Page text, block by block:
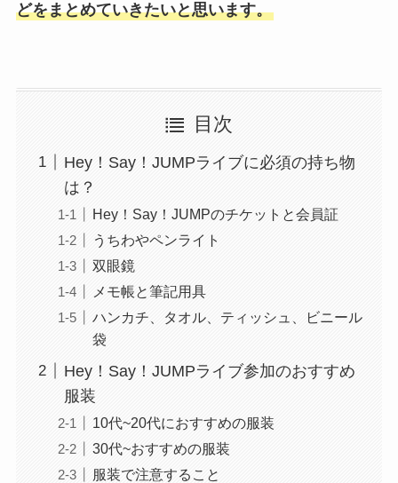
どをまとめていきたいと思います。
目次
Hey！Say！JUMPライブに必須の持ち物
は？
Hey！Say！JUMPのチケットと会員証
うちわやペンライト
双眼鏡
メモ帳と筆記用具
ハンカチ、タオル、ティッシュ、ビニール
袋
Hey！Say！JUMPライブ参加のおすすめ
服装
10代~20代におすすめの服装
30代~おすすめの服装
服装で注意すること